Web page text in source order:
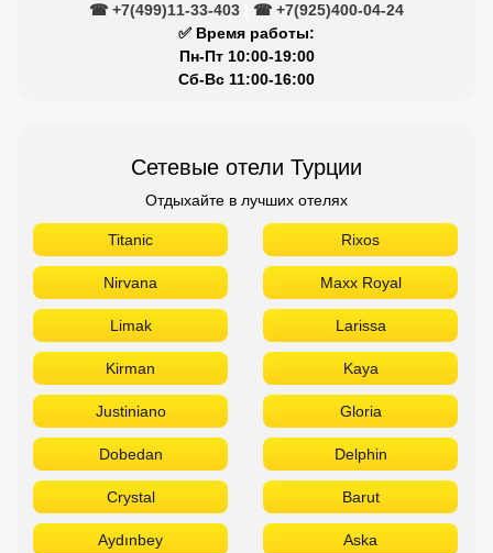
☎ +7(499)11-33-403
☎ +7(925)400-04-24
✅ Время работы:
Пн-Пт 10:00-19:00
Сб-Вс 11:00-16:00
Сетевые отели Турции
Отдыхайте в лучших отелях
Titanic Rixos
Nirvana Maxx Royal
Limak Larissa
Kirman Kaya
Justiniano Gloria
Dobedan Delphin
Crystal Barut
Aydınbey Aska